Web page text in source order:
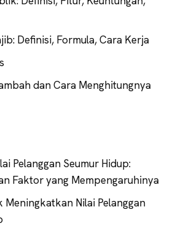
Definisi, Formula, Cara Kerja
dan Cara Menghitungnya
Pelanggan Seumur Hidup:
Faktor yang Mempengaruhinya
Meningkatkan Nilai Pelanggan